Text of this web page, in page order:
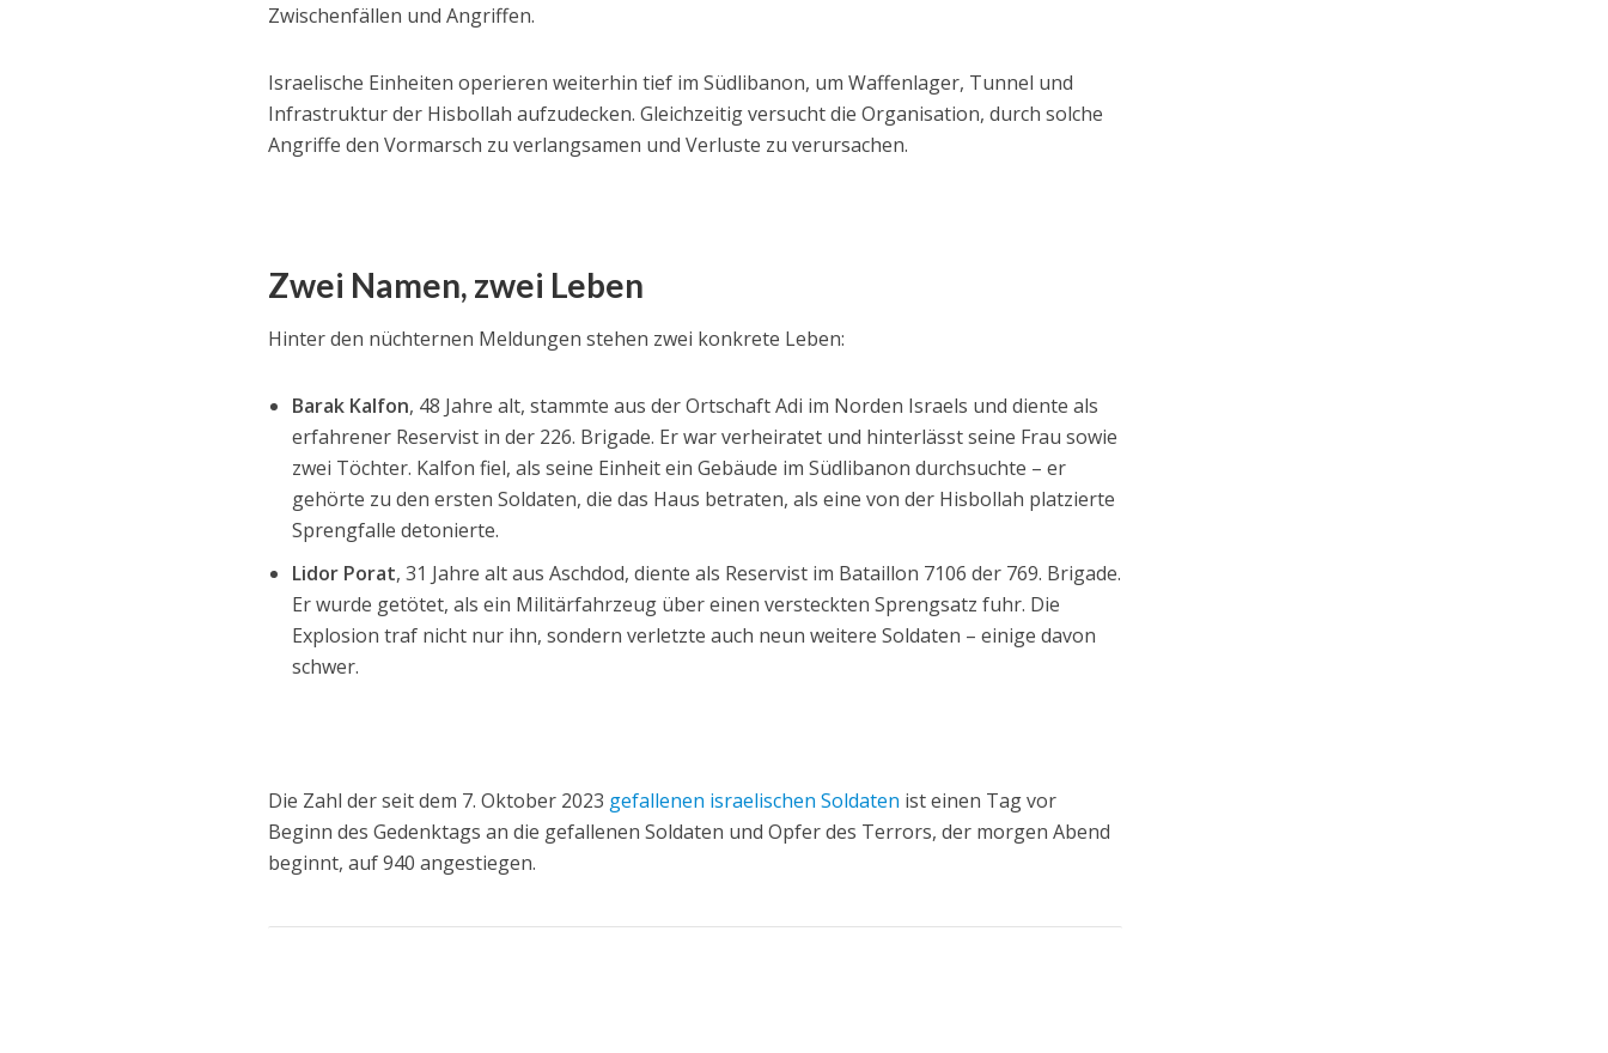
Zwischenfällen und Angriffen.
Israelische Einheiten operieren weiterhin tief im Südlibanon, um Waffenlager, Tunnel und
Infrastruktur der Hisbollah aufzudecken. Gleichzeitig versucht die Organisation, durch solche
Angriffe den Vormarsch zu verlangsamen und Verluste zu verursachen.
Zwei Namen, zwei Leben
Hinter den nüchternen Meldungen stehen zwei konkrete Leben:
Barak Kalfon, 48 Jahre alt, stammte aus der Ortschaft Adi im Norden Israels und diente als
erfahrener Reservist in der 226. Brigade. Er war verheiratet und hinterlässt seine Frau sowie
zwei Töchter. Kalfon fiel, als seine Einheit ein Gebäude im Südlibanon durchsuchte – er
gehörte zu den ersten Soldaten, die das Haus betraten, als eine von der Hisbollah platzierte
Sprengfalle detonierte.
Lidor Porat, 31 Jahre alt aus Aschdod, diente als Reservist im Bataillon 7106 der 769. Brigade.
Er wurde getötet, als ein Militärfahrzeug über einen versteckten Sprengsatz fuhr. Die
Explosion traf nicht nur ihn, sondern verletzte auch neun weitere Soldaten – einige davon
schwer.
Die Zahl der seit dem 7. Oktober 2023 gefallenen israelischen Soldaten ist einen Tag vor
Beginn des Gedenktags an die gefallenen Soldaten und Opfer des Terrors, der morgen Abend
beginnt, auf 940 angestiegen.